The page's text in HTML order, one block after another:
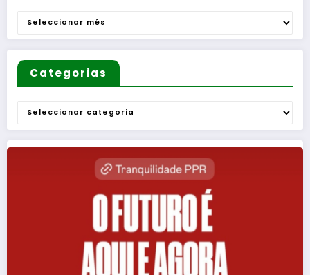
Arquivo
Categorias
Categorias